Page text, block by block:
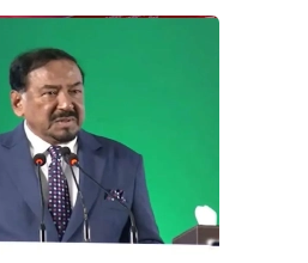
২৩ বাংলাদেশিকে দেশে